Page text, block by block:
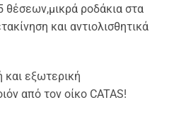
θέσεων,μικρά ροδάκια στα
και αντιολισθητικά
και εξωτερική
από τον οίκο CATAS!